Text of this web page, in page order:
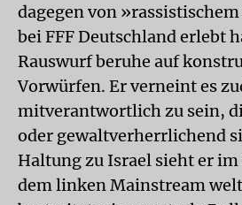
dagegen von
bei FFF Deutschland erlebt
Rauswurf beruhe auf
Vorwürfen. Er verneint es
mitverantwortlich zu sein,
oder gewaltverherrlichend
Haltung zu Israel sieht er
dem linken Mainstream